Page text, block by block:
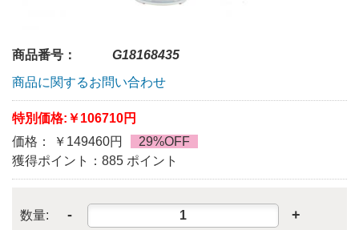
商品番号：
G18168435
商品に関するお問い合わせ
特別価格: ￥106710円
価格： ￥149460円
29%OFF
獲得ポイント：885 ポイント
数量: - +